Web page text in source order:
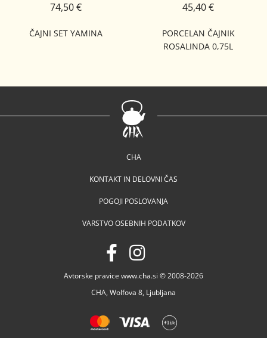
ČAJNI SET YAMINA
74,50 €
PORCELAN ČAJNIK
ROSALINDA 0,75L
45,40 €
CHA
KONTAKT IN DELOVNI ČAS
POGOJI POSLOVANJA
VARSTVO OSEBNIH PODATKOV
Avtorske pravice www.cha.si © 2008-2026
CHA, Wolfova 8, Ljubljana